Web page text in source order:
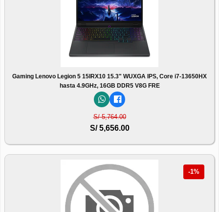
Gaming Lenovo Legion 5 15IRX10 15.3" WUXGA IPS, Core i7-13650HX
hasta 4.9GHz, 16GB DDR5 V8G FRE
S/ 5,764.00
S/ 5,656.00
-1%